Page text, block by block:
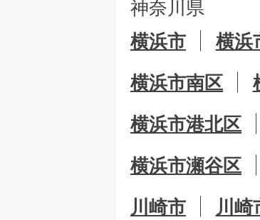
神奈川県
横浜市
横浜
横浜市南区
横浜市港北区
横浜市瀬谷区
川崎市
川崎